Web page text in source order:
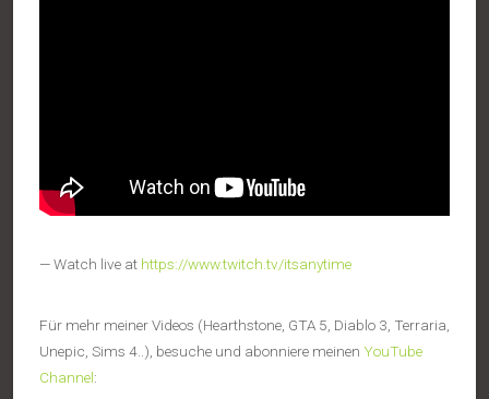
— Watch live at https://www.twitch.tv/itsanytime
Für mehr meiner Videos (Hearthstone, GTA 5, Diablo 3, Terraria,
Unepic, Sims 4..), besuche und abonniere meinen YouTube
Channel: